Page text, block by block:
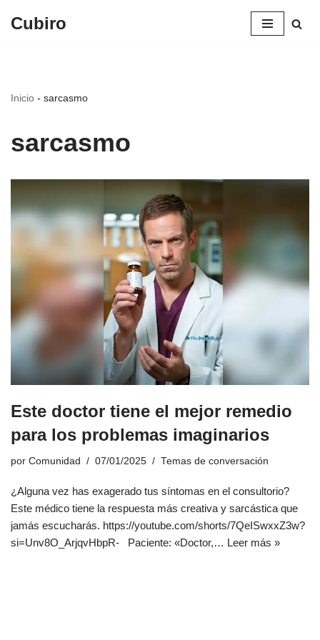
Cubiro
Inicio - sarcasmo
sarcasmo
Este doctor tiene el mejor remedio
para los problemas imaginarios
por Comunidad 07/01/2025 Temas de conversación
¿Alguna vez has exagerado tus síntomas en el consultorio?
Este médico tiene la respuesta más creativa y sarcástica que
jamás escucharás. https://youtube.com/shorts/7QeISwxxZ3w?
si=Unv8O_ArjqvHbpR- Paciente: «Doctor,… Leer más »